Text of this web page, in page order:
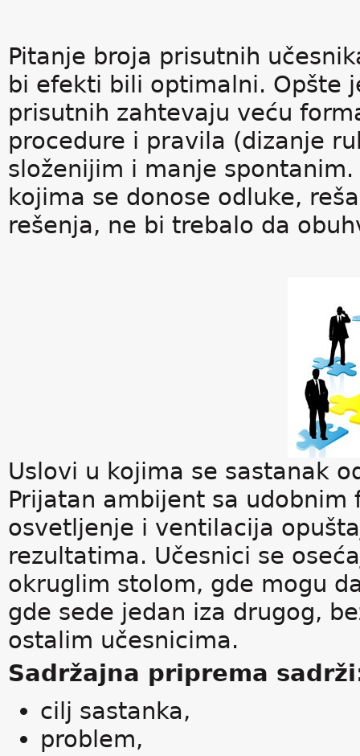
Pitanje broja prisutnih
bi efekti bili optimalni. Opšte
prisutnih zahtevaju veću
procedure i pravila (dizanje
složenijim i manje
kojima se donose odluke,
rešenja, ne bi trebalo da
Uslovi u kojima se sastanak
Prijatan ambijent sa
osvetljenje i ventilacija
rezultatima. Učesnici se
okruglim stolom, gde mogu
gde sede jedan iza drugog,
ostalim učesnicima.
Sadržajna priprema
cilj sastanka,
problem,